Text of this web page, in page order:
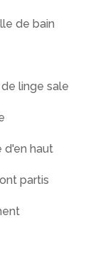
de bain
linge sale
d'en haut
partis